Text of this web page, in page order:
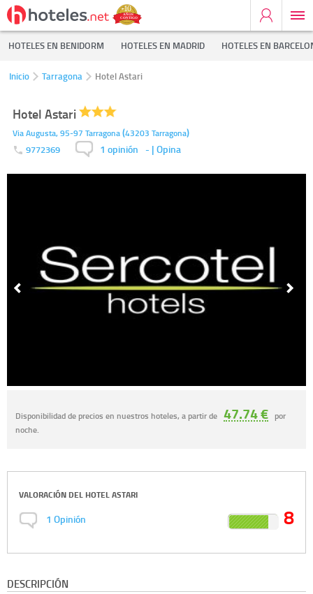
HOTELES EN BENIDORM HOTELES EN MADRID HOTELES EN
Inicio Tarragona Hotel Astari
Hotel Astari
Via Augusta, 95-97 Tarragona(43203 Tarragona)
9772369 1 opinión - | Opina
Disponibilidad de precios en nuestros hoteles, a partir de 47.74 € por
noche.
VALORACIÓN DEL HOTEL ASTARI
1 Opinión 8
DESCRIPCIÓN